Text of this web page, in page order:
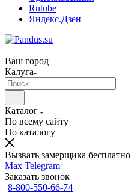
Rutube
Яндекс.Дзен
Ваш город
Калуга
Каталог
По всему сайту
По каталогу
Вызвать замерщика бесплатно
Max Telegram
Заказать звонок
8-800-550-66-74